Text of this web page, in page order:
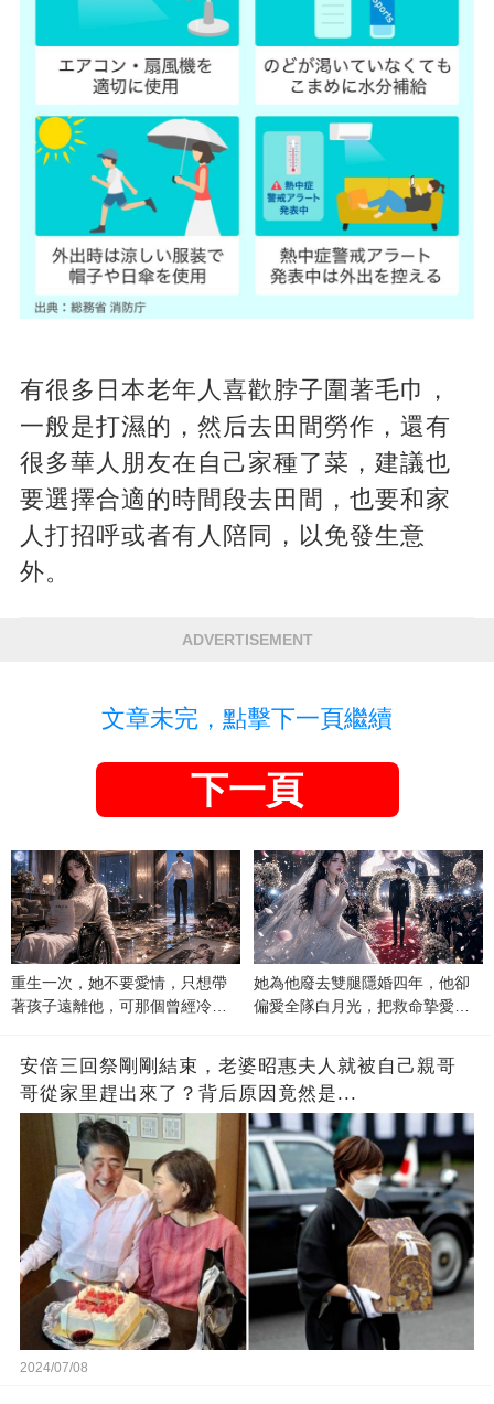
有很多日本老年人喜歡脖子圍著毛巾，
一般是打濕的，然后去田間勞作，還有
很多華人朋友在自己家種了菜，建議也
要選擇合適的時間段去田間，也要和家
人打招呼或者有人陪同，以免發生意
外。
ADVERTISEMENT
文章未完，點擊下一頁繼續
下一頁
重生一次，她不要愛情，只想帶
著孩子遠離他，可那個曾經冷漠
她為他廢去雙腿隱婚四年，他卻
偏愛全隊白月光，把救命摯愛當
安倍三回祭剛剛結束，老婆昭惠夫人就被自己親哥
哥從家里趕出來了？背后原因竟然是...
2024/07/08